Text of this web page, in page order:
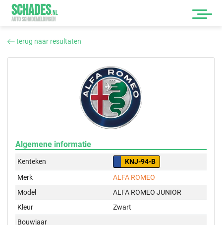
SCHADES.NL
AUTO SCHADEMELDINGEN
terug naar resultaten
Algemene informatie
Kenteken
KNJ-94-B
Merk
ALFA ROMEO
Model
ALFA ROMEO JUNIOR
Kleur
Zwart
Bouwjaar